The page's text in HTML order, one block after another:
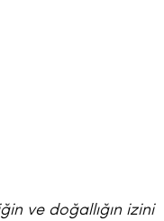
ve doğallığın izini